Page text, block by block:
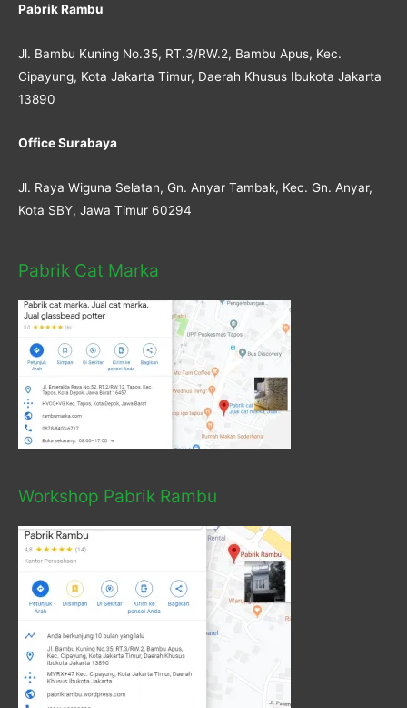
Pabrik Rambu
Jl. Bambu Kuning No.35, RT.3/RW.2, Bambu Apus, Kec.
Cipayung, Kota Jakarta Timur, Daerah Khusus Ibukota Jakarta
13890
Office Surabaya
Jl. Raya Wiguna Selatan, Gn. Anyar Tambak, Kec. Gn. Anyar,
Kota SBY, Jawa Timur 60294
Pabrik Cat Marka
Workshop Pabrik Rambu